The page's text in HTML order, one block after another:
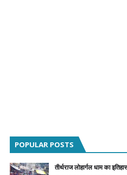
POPULAR POSTS
तीर्थराज लोहार्गल धाम का